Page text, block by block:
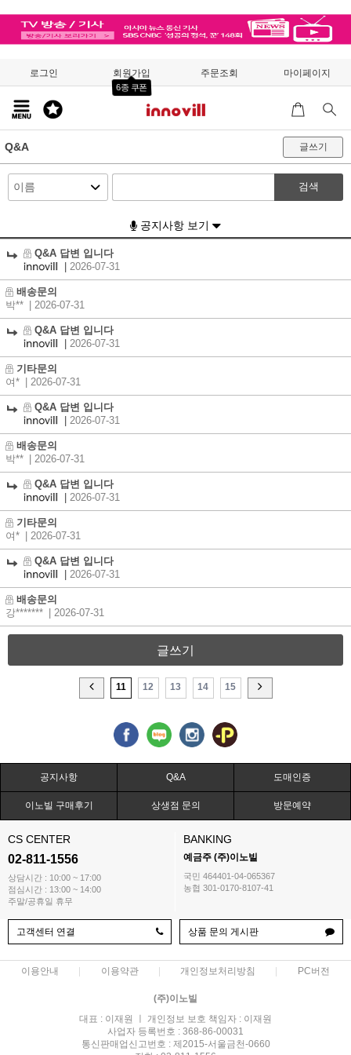
로그인 회원가입
6종 쿠폰
주문조회 마이페이지
Q&A 글쓰기
검색
공지사항 보기
Q&A 답변 입니다
2026-07-31
배송문의
박**
| 2026-07-31
Q&A 답변 입니다
2026-07-31
기타문의
여*
| 2026-07-31
Q&A 답변 입니다
2026-07-31
배송문의
박**
| 2026-07-31
Q&A 답변 입니다
2026-07-31
기타문의
여*
| 2026-07-31
Q&A 답변 입니다
2026-07-31
배송문의
강*******
| 2026-07-31
글쓰기
11 12 13 14 15
공지사항 Q&A 도매인증
이노빌 구매후기 상생점 문의 방문예약
CS CENTER
02-811-1556
상담시간 : 10:00 ~ 17:00
점심시간 : 13:00 ~ 14:00
주말/공휴일 휴무
BANKING
예금주 (주)이노빌
국민 464401-04-065367
농협 301-0170-8107-41
고객센터 연결 상품 문의 게시판
이용안내 이용약관 개인정보처리방침 PC버전
(주)이노빌
대표 : 이재원 ㅣ 개인정보 보호 책임자 : 이재원
사업자 등록번호 : 368-86-00031
통신판매업신고번호 : 제2015-서울금천-0660